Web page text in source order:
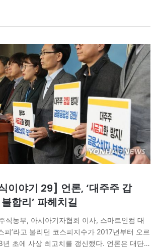
간 돼지저금통이 집집마다 하나씩 있었다. 처
저금통을 꽉 채우는 것을 목표로…
이야기 29] 언론, ‘대주주 갑
불합리’ 파헤치길
식농부, 아시아기자협회 이사, 스마트인컴 대
피’라고 불리던 코스피지수가 2017년부터 오르
초에 사상 최고치를 갱신했다. 언론은 대단